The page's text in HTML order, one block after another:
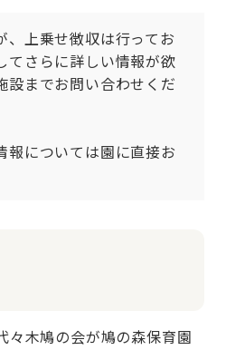
、上乗せ徴収は行ってお
てさらに詳しい情報が欲
設までお問い合わせくだ
については園に直接お
々木鳩の会が鳩の森保育園